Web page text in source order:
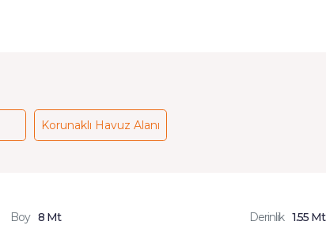
Korunaklı Havuz Alanı
Boy 8 Mt Derinlik 1.55 Mt